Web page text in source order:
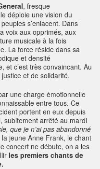
, fresque
déploie une vision du
s’enlacent. Dans
voix aux opprimés, aux
musicale à la fois
La force réside dans sa
et densité
et c’est très convaincant. Au
et de solidarité.
une charge émotionnelle
entre tous. Ce
portent en eux depuis
subitement arrêté au mardi
que je n’ai pas abandonné
jeune Anne Frank, le chant
concert ne débute, on a les
les premiers chants de